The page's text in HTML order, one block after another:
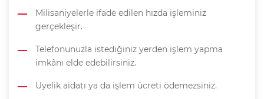
Milisaniyelerle ifade edilen hızda işleminiz
gerçekleşir.
Telefonunuzla istediğiniz yerden işlem yapma
imkânı elde edebilirsiniz.
Üyelik aidatı ya da işlem ücreti ödemezsiniz.